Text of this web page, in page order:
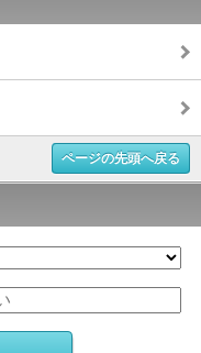
ページの先頭へ戻る